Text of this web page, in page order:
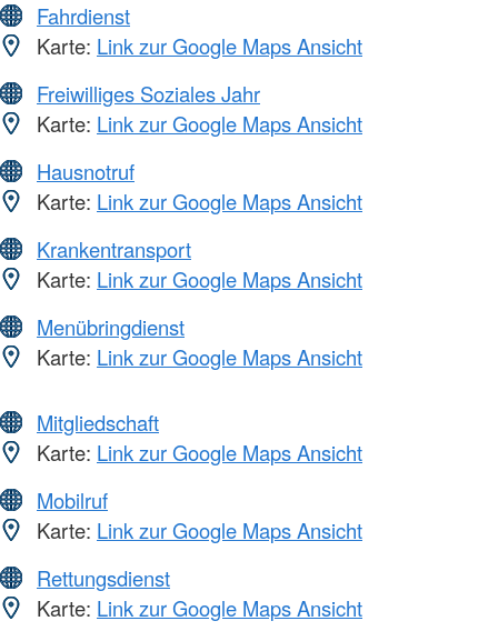
Fahrdienst
Karte: Link zur Google Maps Ansicht
Freiwilliges Soziales Jahr
Karte: Link zur Google Maps Ansicht
Hausnotruf
Karte: Link zur Google Maps Ansicht
Krankentransport
Karte: Link zur Google Maps Ansicht
Menübringdienst
Karte: Link zur Google Maps Ansicht
Mitgliedschaft
Karte: Link zur Google Maps Ansicht
Mobilruf
Karte: Link zur Google Maps Ansicht
Rettungsdienst
Karte: Link zur Google Maps Ansicht